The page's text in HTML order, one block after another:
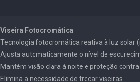
Viseira Fotocromática
Tecnologia fotocromática reativa à luz solar
Ajusta automaticamente o nível de
Mantém visão clara à noite e proteção
Elimina a necessidade de trocar viseiras